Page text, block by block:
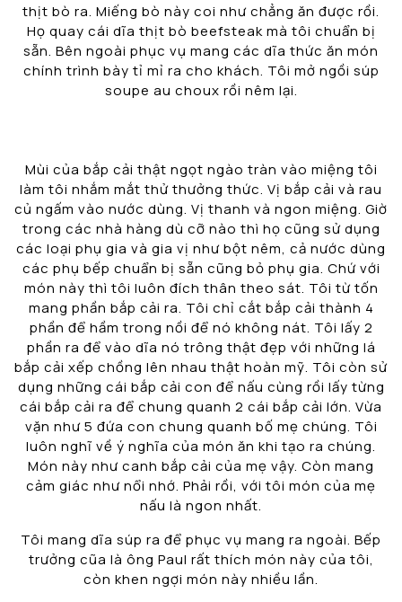
thịt bò ra. Miếng bò này coi như chẳng ăn được rồi.
Họ quay cái dĩa thịt bò beefsteak mà tôi chuẩn bị
sẵn. Bên ngoài phục vụ mang các dĩa thức ăn món
chính trình bày tỉ mỉ ra cho khách. Tôi mở ngồi súp
soupe au choux rồi nêm lại.
Mùi của bắp cải thật ngọt ngào tràn vào miệng tôi
làm tôi nhắm mắt thử thưởng thức. Vị bắp cải và rau
củ ngấm vào nước dùng. Vị thanh và ngon miệng. Giờ
trong các nhà hàng dù cỡ nào thì họ cũng sử dụng
các loại phụ gia và gia vị như bột nêm, cả nước dùng
các phụ bếp chuẩn bị sẵn cũng bỏ phụ gia. Chứ với
món này thì tôi luôn đích thân theo sát. Tôi từ tốn
mang phần bắp cải ra. Tôi chỉ cắt bắp cải thành 4
phần để hầm trong nồi để nó không nát. Tôi lấy 2
phần ra để vào dĩa nó trông thật đẹp với những lá
bắp cải xếp chồng lên nhau thật hoàn mỹ. Tôi còn sử
dụng những cái bắp cải con để nấu cùng rồi lấy từng
cái bắp cải ra để chung quanh 2 cái bắp cải lớn. Vừa
vặn như 5 đứa con chung quanh bố mẹ chúng. Tôi
luôn nghĩ về ý nghĩa của món ăn khi tạo ra chúng.
Món này như canh bắp cải của mẹ vậy. Còn mang
cảm giác như nổi nhớ. Phải rồi, với tôi món của mẹ
nấu là ngon nhất.
Tôi mang dĩa súp ra để phục vụ mang ra ngoài. Bếp
trưởng cũa là ông Paul rất thích món này của tôi,
còn khen ngợi món này nhiều lần.